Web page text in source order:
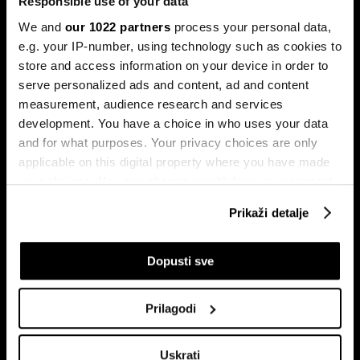
We and our 1022 partners process your personal data,
e.g. your IP-number, using technology such as cookies to
store and access information on your device in order to
serve personalized ads and content, ad and content
measurement, audience research and services
development. You have a choice in who uses your data
and for what purposes. Your privacy choices are only
applicable on this digital property where you have made
your choices. You can change or withdraw your consent
If you allow, we would also like to:
Collect information about your geographical
Identify your device by actively scanning it for
Prikaži detalje
Dopusti sve
Prilagodi
Uskrati
najmanjom volatilnošću na burzama.
regionalni prvaci nižu rekorde